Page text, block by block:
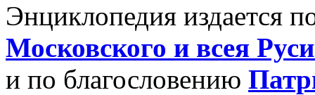
Энциклопедия издается
Московского и всея
и по благословению